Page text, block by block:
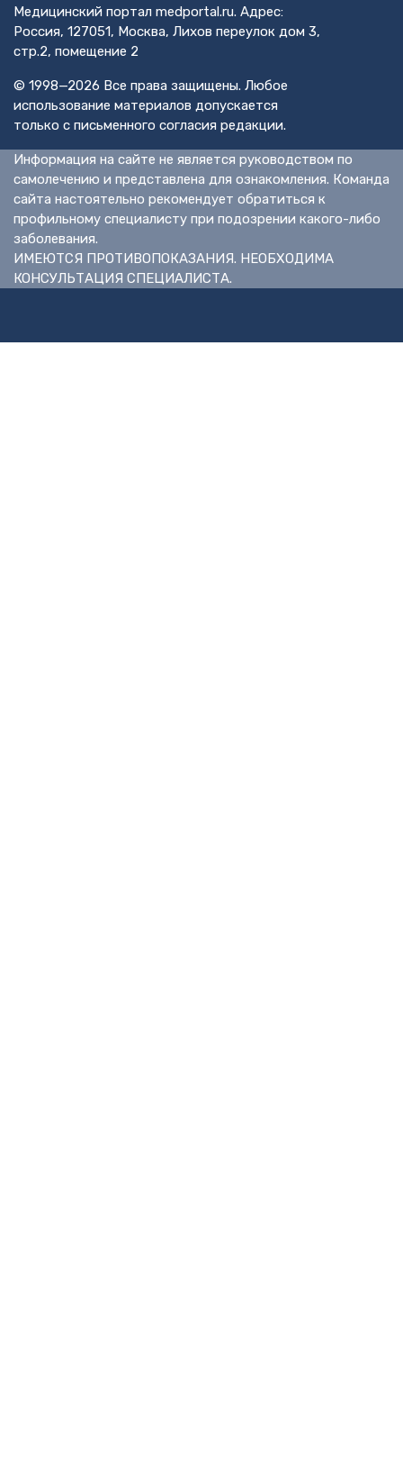
Медицинский портал medportal.ru. Адрес:
Россия, 127051, Москва, Лихов переулок дом 3,
стр.2, помещение 2
© 1998—2026 Все права защищены. Любое
использование материалов допускается
только с письменного согласия редакции.
Информация на сайте не является руководством по
самолечению и представлена для ознакомления. Команда
сайта настоятельно рекомендует обратиться к
профильному специалисту при подозрении какого-либо
заболевания.
ИМЕЮТСЯ ПРОТИВОПОКАЗАНИЯ. НЕОБХОДИМА
КОНСУЛЬТАЦИЯ СПЕЦИАЛИСТА.